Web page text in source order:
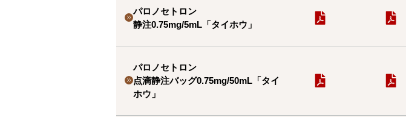
パロノセトロン
静注0.75mg/5mL「タイホウ」
パロノセトロン
点滴静注バッグ0.75mg/50mL「タイ
ホウ」